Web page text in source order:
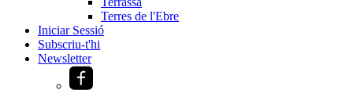
Terres de l'Ebre
Iniciar Sessió
Subscriu-t'hi
Newsletter